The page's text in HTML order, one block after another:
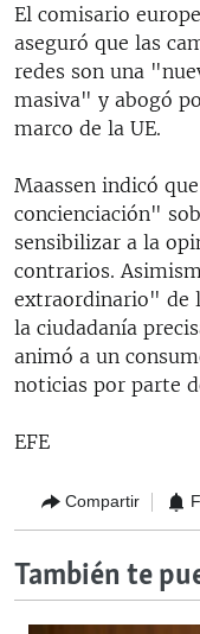
El comisario
aseguró que las
redes son una
masiva" y abogó
marco de la UE.
Maassen indicó
concienciación"
sensibilizar a la
contrarios.
extraordinario" de
la ciudadanía
animó a un
noticias por parte
EFE
Compartir
También te